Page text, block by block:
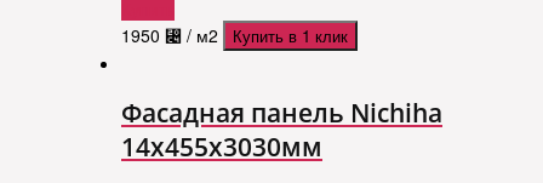
1950 ⃄ / м2 Купить в 1 клик
Фасадная панель Nichiha
14х455х3030мм